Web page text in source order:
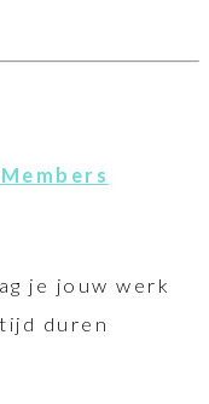
je jouw werk
duren